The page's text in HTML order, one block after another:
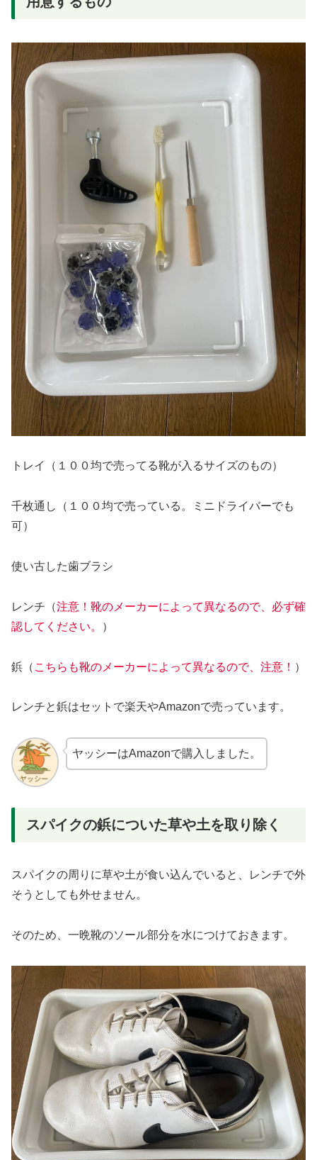
トレイ（１００均で売ってる靴が入るサイズのもの）
千枚通し（１００均で売っている。ミニドライバーでも
可）
使い古した歯ブラシ
レンチ（注意！靴のメーカーによって異なるので、必ず確
認してください。
）
鋲（ こちらも靴のメーカーによって異なるので、注意！ ）
レンチと鋲はセットで楽天やAmazonで売っています。
ヤッシーはAmazonで購入しました。
スパイクの鋲についた草や土を取り除く
スパイクの周りに草や土が食い込んでいると、レンチで外
そうとしても外せません。
そのため、一晩靴のソール部分を水につけておきます。